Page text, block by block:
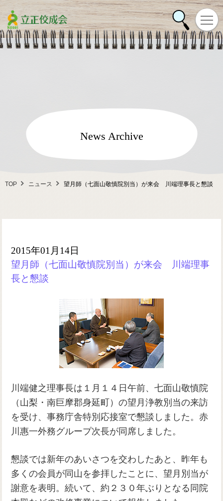
News Archive
TOP ニュース 望月師（七面山敬慎院別当）が来会 川端理事長と懇談
2015年01月14日
望月師（七面山敬慎院別当）が来会 川端理事
長と懇談
川端健之理事長は１月１４日午前、七面山敬慎院
（山梨・南巨摩郡身延町）の望月浄教別当の来訪
を受け、事務庁舎特別応接室で懇談しました。赤
川惠一外務グループ次長が同席しました。
懇談では新年のあいさつを交わしたあと、昨年も
多くの会員が同山を参拝したことに、望月別当が
謝意を表明。続いて、約２３０年ぶりとなる同院